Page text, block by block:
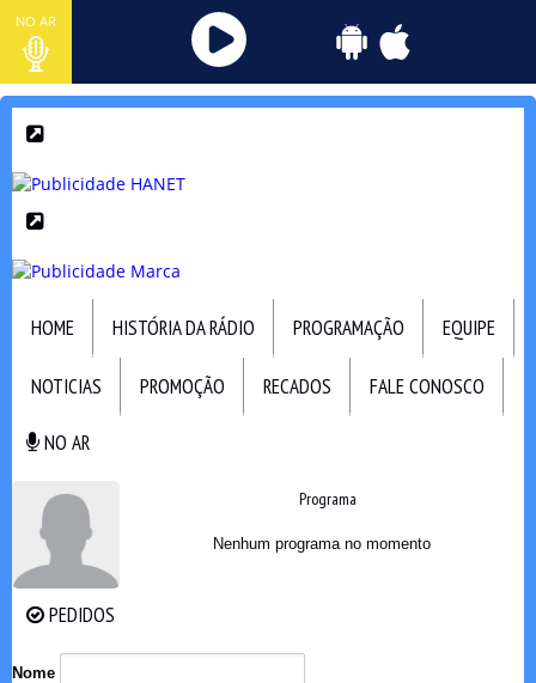
NO AR
HOME HISTÓRIA DA RÁDIO PROGRAMAÇÃO EQUIPE
NOTICIAS PROMOÇÃO RECADOS FALE CONOSCO
NO AR
Programa
Nenhum programa no momento
PEDIDOS
Nome